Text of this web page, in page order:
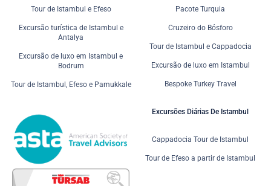
Tour de Istambul e Efeso
Excursão turística de Istambul e
Antalya
Excursão de luxo em Istambul e
Bodrum
Tour de Istambul, Efeso e Pamukkale
Pacote Turquia
Cruzeiro do Bósforo
Tour de Istambul e Cappadocia
Excursão de luxo em Istambul
Bespoke Turkey Travel
Excursões Diárias De Istambul
Cappadocia Tour de Istambul
Tour de Efeso a partir de Istambul